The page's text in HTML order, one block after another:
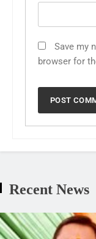
Save my
browser for
Recent News